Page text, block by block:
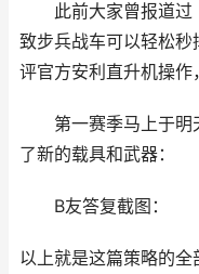
此前大家曾报道
致步兵战车可以轻松
评官方安利直升机操作
第一赛季马上于
了新的载具和武器：
B友答复截图：
以上就是这篇策略的